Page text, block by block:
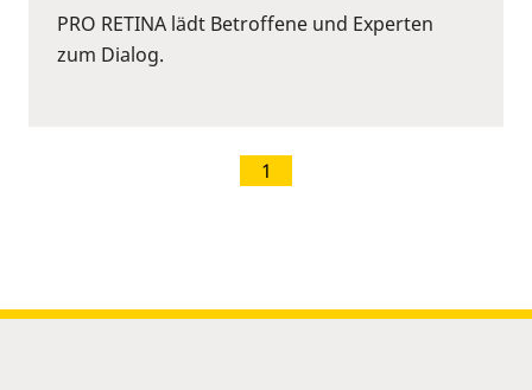
PRO RETINA lädt Betroffene und Experten
zum Dialog.
1